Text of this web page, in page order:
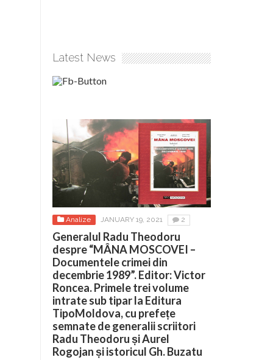
Latest News
Analize JANUARY 19, 2021 2
Generalul Radu Theodoru
despre “MÂNA MOSCOVEI –
Documentele crimei din
decembrie 1989”. Editor: Victor
Roncea. Primele trei volume
intrate sub tipar la Editura
TipoMoldova, cu prefețe
semnate de generalii scriitori
Radu Theodoru și Aurel
Rogojan și istoricul Gh. Buzatu